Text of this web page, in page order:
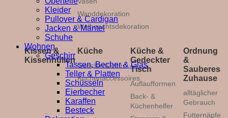
Wanddekoration
Weihnachtsdekoration
Kissen &
Kissenhüllen
Küche
Geschirrtücher
Küchenaccessoires
Küche &
Gedeckter
Tisch
Auflaufformen
Back- &
Küchenhelfer
Ordnung
&
Sauberes
Zuhause
alltäglicher
Gebrauch
Futternäpfe
Kleider
Pullover & Cardigan
Jacken & Mäntel
Schuhe
Wohnen
Geschirr
Tassen, Becher & Glas
Teller & Platten
Schüsseln
Eierbecher
Karaffen
Besteck